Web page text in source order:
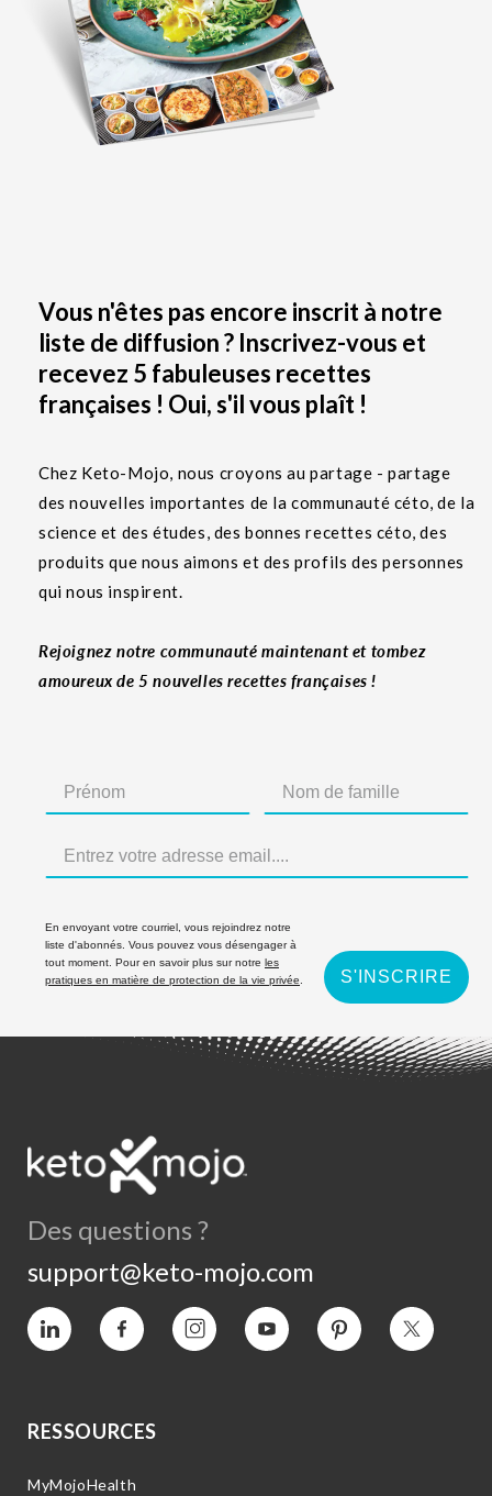
Vous n'êtes pas encore inscrit à notre
liste de diffusion ? Inscrivez-vous et
recevez 5 fabuleuses recettes
françaises ! Oui, s'il vous plaît !
Chez Keto-Mojo, nous croyons au partage - partage
des nouvelles importantes de la communauté céto, de la
science et des études, des bonnes recettes céto, des
produits que nous aimons et des profils des personnes
qui nous inspirent.
Rejoignez notre communauté maintenant et tombez
amoureux de 5 nouvelles recettes françaises !
En envoyant votre courriel, vous rejoindrez notre
liste d'abonnés. Vous pouvez vous désengager à
tout moment. Pour en savoir plus sur notre les
pratiques en matière de protection de la vie privée
S'INSCRIRE
Des questions ?
support@keto-mojo.com
Vimeo Facebook InstagramYouTube Intérêt Twitter
RESSOURCES
MyMojoHealth